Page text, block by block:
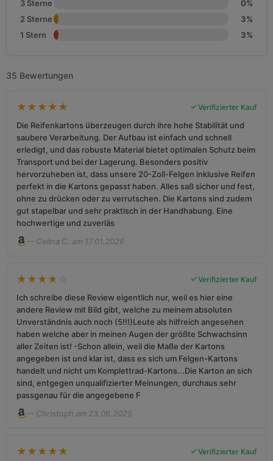
3 Sterne
0%
2 Sterne
3%
1 Stern
3%
35 Bewertungen
★ ★ ★ ★ ★ Verifizierter Kauf
Die Reifenkartons überzeugen durch ihre hohe Stabilität und
saubere Verarbeitung. Der Aufbau ist einfach und schnell
erledigt, und das robuste Material bietet optimalen Schutz beim
Transport und bei der Lagerung. Besonders positiv
hervorzuheben ist, dass unsere 20-Zoll-Felgen inklusive Reifen
perfekt in die Kartons gepasst haben. Alles saß sicher und fest,
ohne zu drücken oder zu verrutschen. Die Kartons sind zudem
gut stapelbar und sehr praktisch in der Handhabung. Eine
hochwertige und zuverläs
— Celina C. am 17.01.2026
★ ★ ★ ★ Verifizierter Kauf
Ich schreibe diese Review eigentlich nur, weil es hier eine
andere Review mit Bild gibt, welche zu meinem absoluten
Unverständnis auch noch (5!!!)Leute als hilfreich angesehen
haben welche aber in meinen Augen der größte Schwachsinn
aller Zeiten ist! -Schon allein, weil die Maße der Kartons
angegeben ist und klar ist, dass es sich um Felgen-Kartons
handelt und nicht um Komplettrad-Kartons...Die Karton an sich
sind, entgegen unqualifizierter Meinungen, durchaus sehr
passgenau für die angegebene F
— Christoph am 23.06.2025
★ ★ ★ ★ ★ Verifizierter Kauf